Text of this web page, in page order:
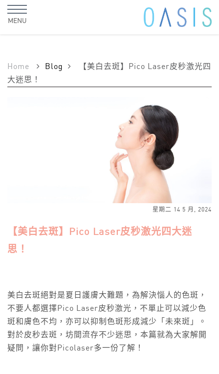
MENU
Home Blog
【美白去斑】Pico Laser皮秒激光四
大迷思！
星期二 14 5 月, 2024
【美白去斑】Pico Laser皮秒激光四大迷
思！
美白去斑絕對是夏日護膚大難題，為解決惱人的色斑，
不要人都選擇Pico Laser皮秒激光，不單止可以減少色
斑和膚色不均，亦可以抑制色斑形成減少「未來斑」。
對於皮秒去斑，坊間流存不少迷思，本篇就為大家解開
疑問，讓你對Picolaser多一份了解！